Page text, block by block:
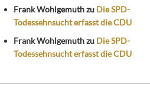
Frank Wohlgemuthzu Die SPD-
Todessehnsucht erfasst die CDU
Frank Wohlgemuthzu Die SPD-
Todessehnsucht erfasst die CDU